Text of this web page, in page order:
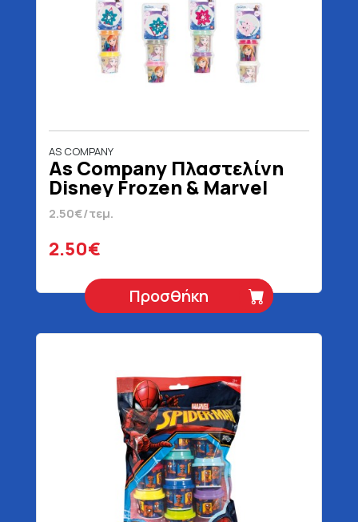
AS COMPANY
As Company Πλαστελίνη
Disney Frozen & Marvel
Spiderman Σετ 2 Βαζάκια
Για 3+ Ετών 228 gr
2.50€/τεμ.
2.50€
Προσθήκη